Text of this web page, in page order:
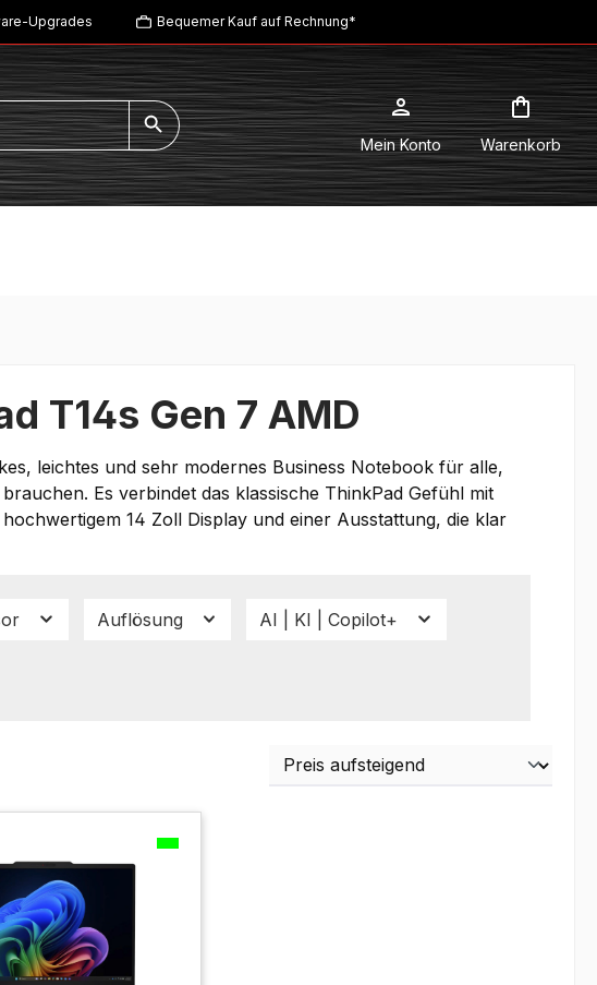
Upgrades Bequemer Kauf auf Rechnung*
Mein Konto Warenkorb
T14s Gen 7 AMD
leichtes und sehr modernes Business Notebook für alle,
Es verbindet das klassische ThinkPad Gefühl mit
14 Zoll Display und einer Ausstattung, die klar
Auflösung AI | KI | Copilot+